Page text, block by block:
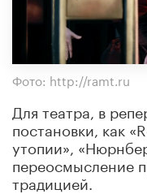
Фото: http://ramt.ru
Для театра, в
постановки, как
утопии»,
переосмысление
традицией.